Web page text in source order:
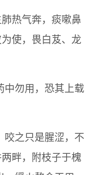
热气奔，痰嗽鼻
使，畏白芨、龙
勿用，恐其上载
之只是腥涩，不
畔，附枝子于槐